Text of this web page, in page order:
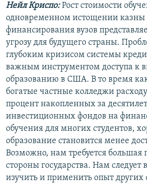
Нейл Криспо:Рост стоимости
одновременном истощении
финансирования вузов
угрозу для будущего страны.
глубоким кризисом системы
важным инструментом доступа к
образованию в США. В то время
богатые частные колледжи
процент накопленных за
инвестиционных фондов на
обучения для многих студентов,
образование становится менее
Возможно, нам требуется большая
стороны государства. Нам следует
изучить и применить опыт других